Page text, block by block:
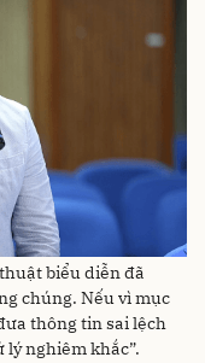
biểu diễn đã
chúng. Nếu vì mục
thông tin sai lệch
nghiêm khắc”.